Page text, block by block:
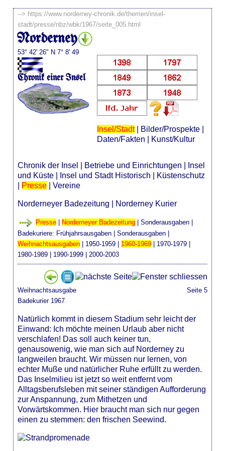
--> https://www.norderney-chronik.de/themen/insel-
stadt/presse/nbz/wbk/1967/seite_005.html
Norderney
53° 42' 26" N 7° 8' 49
Chronik einer Insel
Insel/Stadt| Bilder/Prospekte|
Daten/Fakten
Kunst/Kultur
Chronik der Insel Betriebe und Einrichtungen
Insel
und Küste
Insel und Stadt Historisch
Küstenschutz
Presse |Vereine
Norderneyer Badezeitung Norderney Kurier
Presse Norderneyer Badezeitung |Sonderausgaben
Badekuriere: Frühjahrsausgaben |Sonderausgaben |
Weihnachtsausgaben | 1950-1959 | 1960-1969 | 1970-1979 |
1980-1989 | 1990-1999 | 2000-2003
Weihnachtsausgabe
Badekurier 1967
Seite 5
Natürlich kommt in diesem Stadium sehr leicht der
Einwand: Ich möchte meinen Urlaub aber nicht
verschlafen! Das soll auch keiner tun,
genausowenig, wie man sich auf Norderney zu
langweilen braucht. Wir müssen nur lernen, von
echter Muße und natürlicher Ruhe erfüllt zu werden.
Das Inselmilieu ist jetzt so weit entfernt vom
Alltagsberufsleben mit seiner ständigen Aufforderung
zur Anspannung, zum Mithetzen und
Vorwärtskommen. Hier braucht man sich nur gegen
einen zu stemmen: den frischen Seewind.